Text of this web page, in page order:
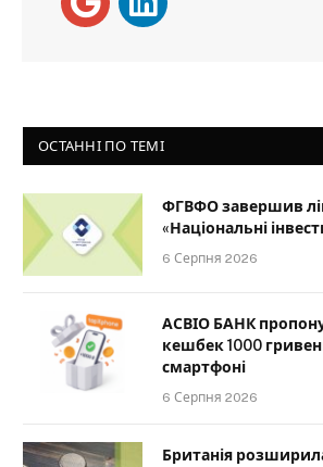
ОСТАННІ ПО ТЕМІ
ФГВФО завершив
«Національні
6 Серпня 2026
АСВІО БАНК
кешбек 1000
смартфоні
6 Серпня 2026
Британія